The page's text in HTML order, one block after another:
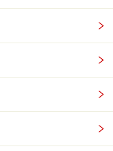
ンターやWEBサイ
んな活動で、何を
活動日はいつなの
ブログなどを使っ